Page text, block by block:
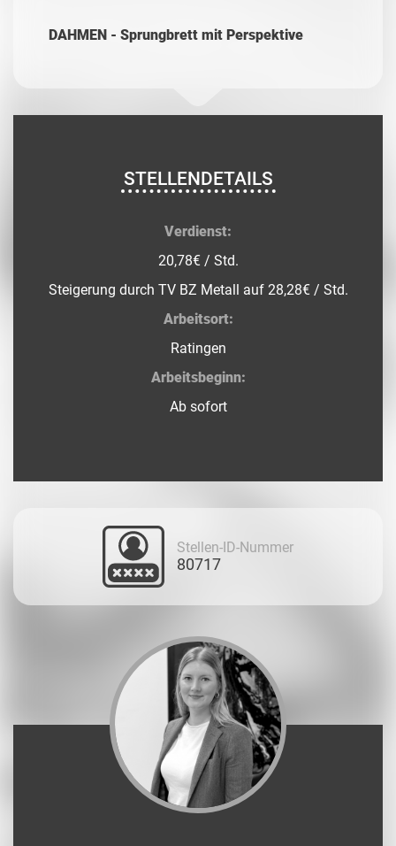
DAHMEN - Sprungbrett mit Perspektive
STELLENDETAILS
Verdienst:
20,78€ / Std.
Steigerung durch TV BZ Metall auf 28,28€ / Std.
Arbeitsort:
Ratingen
Arbeitsbeginn:
Ab sofort
Stellen-ID-Nummer
80717